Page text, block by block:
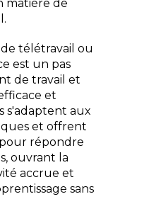
matière de
télétravail ou
est un pas
de travail et
et
s'adaptent aux
et offrent
répondre
ouvrant la
accrue et
sans